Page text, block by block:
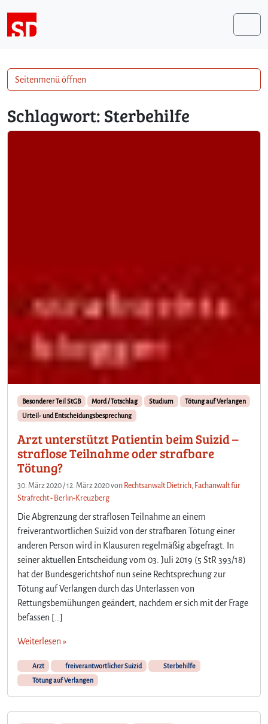
Schlagwort: Sterbehilfe
Besonderer Teil StGB Mord / Totschlag Studium
Tötung auf Verlangen
Urteil- und Entscheidungsbesprechung
Arzt unterstützt Patientin beim Suizid –
straflose Teilnahme oder strafbare
Tötung?
30. März 2020 /12. März 2020von Rechtsanwalt Dietrich, Fachanwalt für
Strafrecht - Berlin-Kreuzberg
Die Abgrenzung der straflosen Teilnahme an einem
freiverantwortlichen Suizid von der strafbaren Tötung einer
anderen Person wird in Klausuren regelmäßig abgefragt. In
seiner aktuellen Entscheidung vom 03. Juli 2019 (5 StR 393/18)
hat der Bundesgerichtshof nun seine Rechtsprechung zur
Tötung auf Verlangen durch das Unterlassen von
Rettungsbemühungen geändert, nachdem er sich mit der Frage
befassen […]
Weiterlesen »
Arzt freiverantwortlicher Suizid
Sterbehilfe
Tötung auf Verlangen
Seitenmenü öffnen